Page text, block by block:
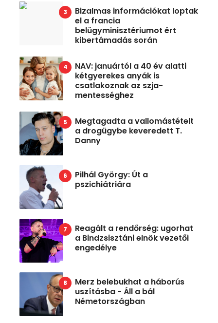
Bizalmas információkat loptak
el a francia
belügyminisztériumot ért
kibertámadás során
NAV: januártól a 40 év alatti
kétgyerekes anyák is
csatlakoznak az szja-
mentességhez
Megtagadta a vallomástételt
a drogügybe keveredett T.
Danny
Pilhál György: Út a
pszichiátriára
Reagált a rendőrség: ugorhat
a Bindzsisztáni elnök vezetői
engedélye
Merz belebukhat a háborús
uszításba - Áll a bál
Németországban